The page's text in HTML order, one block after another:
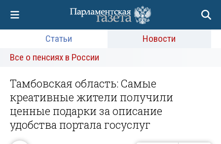
Статьи
Новости
Все о пенсиях в России
Тамбовская область: Самые
креативные жители получили
ценные подарки за описание
удобства портала госуслуг